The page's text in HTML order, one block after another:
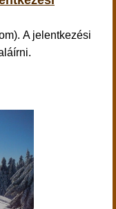
A jelentkezési